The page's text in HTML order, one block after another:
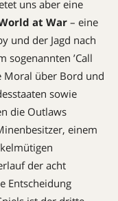
uns aber eine
at War – eine
und der Jagd nach
sogenannten ’Call
Moral über Bord und
sowie
die Outlaws
einem
der acht
Entscheidung